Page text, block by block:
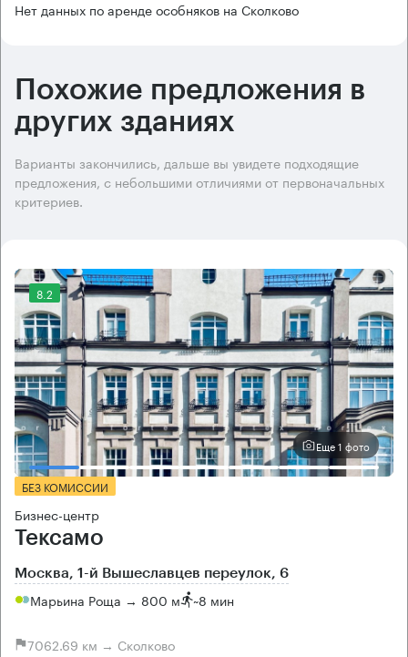
Нет данных по аренде особняков на Сколково
Похожие предложения в
других зданиях
Варианты закончились, дальше вы увидете подходящие
предложения, с небольшими отличиями от первоначальных
критериев.
8.2
Еще 1 фото
БЕЗ КОМИССИИ
Бизнес-центр
Тексамо
Москва, 1-й Вышеславцев переулок, 6
Марьина Роща → 800 м ~8 мин
7062.69 км → Сколково